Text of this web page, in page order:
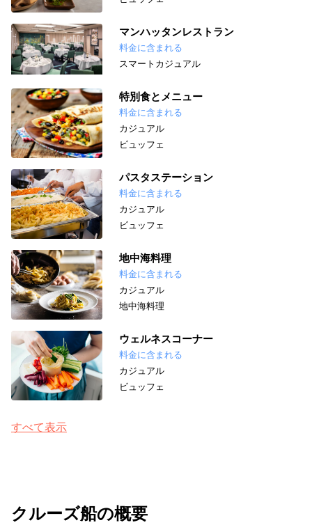
マンハッタンレストラン
料金に含まれる
スマートカジュアル
特別食とメニュー
料金に含まれる
カジュアル
ビュッフェ
パスタステーション
料金に含まれる
カジュアル
ビュッフェ
地中海料理
料金に含まれる
カジュアル
地中海料理
ウェルネスコーナー
料金に含まれる
カジュアル
ビュッフェ
すべて表示
クルーズ船の概要